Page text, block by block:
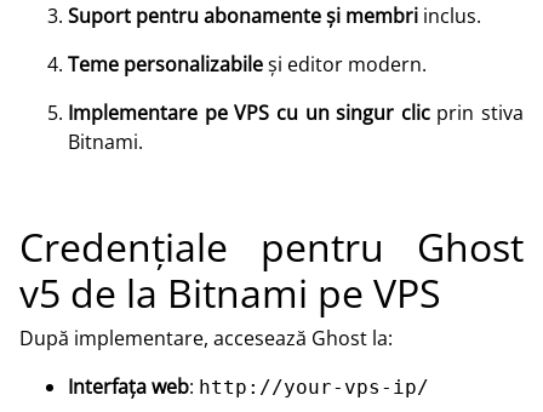
Suport pentru abonamente și membri inclus.
Teme personalizabileși editor modern.
Implementare pe VPS cu un singur clicprin stiva
Bitnami.
Credențiale pentru Ghost
v5 de la Bitnami pe VPS
După implementare, accesează Ghost la:
Interfața web: http://your-vps-ip/